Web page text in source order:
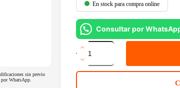
sin previo
por WhatsApp.
En stock para compra online
Consultar por
Auriculares
Gamer
Redragon
H312